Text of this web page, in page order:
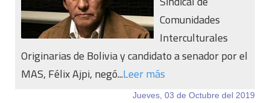
Comunidades
Interculturales
Originarias de Bolivia y candidato a senador por el
MAS, Félix Ajpi, negó...Leer más
Jueves, 03 de Octubre del 2019